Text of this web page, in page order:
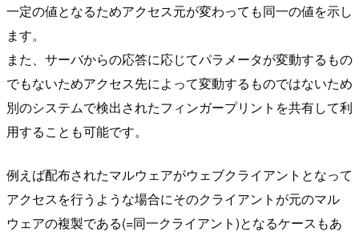
一定の値となるためアクセス元が変わっても同一の値を示し
ます。
また、サーバからの応答に応じてパラメータが変動するもの
でもないためアクセス先によって変動するものではないため
別のシステムで検出されたフィンガープリントを共有して利
用することも可能です。
例えば配布されたマルウェアがウェブクライアントとなって
アクセスを行うような場合にそのクライアントが元のマル
ウェアの複製である(=同一クライアント)となるケースもあ